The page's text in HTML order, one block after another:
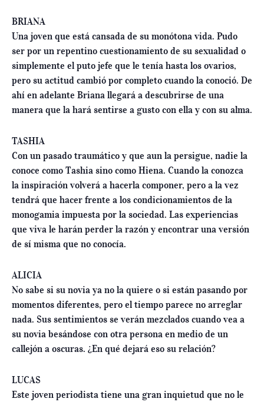
BRIANA
Una joven que está cansada de su monótona vida. Pudo
ser por un repentino cuestionamiento de su sexualidad o
simplemente el puto jefe que le tenía hasta los ovarios,
pero su actitud cambió por completo cuando la conoció. De
ahí en adelante Briana llegará a descubrirse de una
manera que la hará sentirse a gusto con ella y con su alma.
TASHIA
Con un pasado traumático y que aun la persigue, nadie la
conoce como Tashia sino como Hiena. Cuando la conozca
la inspiración volverá a hacerla componer, pero a la vez
tendrá que hacer frente a los condicionamientos de la
monogamia impuesta por la sociedad. Las experiencias
que viva le harán perder la razón y encontrar una versión
de sí misma que no conocía.
ALICIA
No sabe si su novia ya no la quiere o si están pasando por
momentos diferentes, pero el tiempo parece no arreglar
nada. Sus sentimientos se verán mezclados cuando vea a
su novia besándose con otra persona en medio de un
callejón a oscuras. ¿En qué dejará eso su relación?
LUCAS
Este joven periodista tiene una gran inquietud que no le